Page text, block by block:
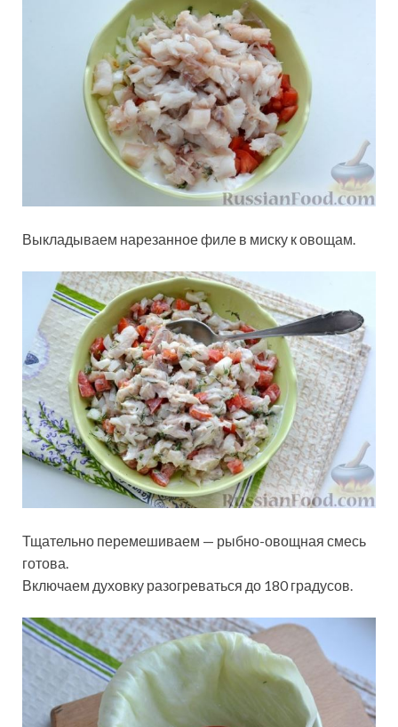
Выкладываем нарезанное филе в миску к овощам.
Тщательно перемешиваем — рыбно-овощная смесь
готова.
Включаем духовку разогреваться до 180 градусов.